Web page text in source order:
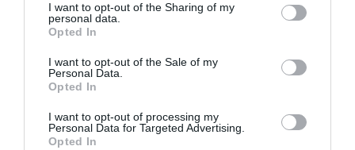
not limited to your visit or usage behaviour. You may click to
grant or deny consent to Google and its third-party tags to
use your data for below specified purposes in below Google
consent section.
I want to opt-out of the Sharing of my
personal data.
Opted In
I want to opt-out of the Sale of my
Personal Data.
Opted In
I want to opt-out of processing my
Personal Data for Targeted Advertising.
Opted In